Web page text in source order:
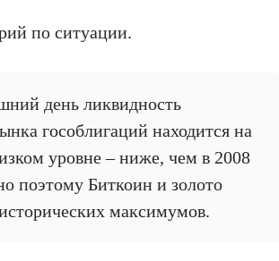
по ситуации.
день ликвидность
гособлигаций находится на
уровне – ниже, чем в 2008
поэтому Биткоин и золото
максимумов.